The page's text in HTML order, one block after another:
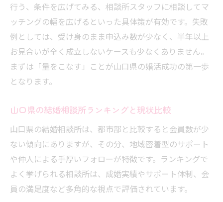
行う、条件を広げてみる、相談所スタッフに相談してマ
ッチングの幅を広げるといった具体策が有効です。失敗
例としては、受け身のまま申込み数が少なく、半年以上
お見合いが全く成立しないケースも少なくありません。
まずは「量をこなす」ことが山口県の婚活成功の第一歩
となります。
山口県の結婚相談所ランキングと現状比較
山口県の結婚相談所は、都市部と比較すると会員数が少
ない傾向にありますが、その分、地域密着型のサポート
や仲人による手厚いフォローが特徴です。ランキングで
よく挙げられる相談所は、成婚実績やサポート体制、会
員の満足度など多角的な視点で評価されています。